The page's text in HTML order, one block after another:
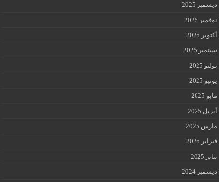
ديسمبر 2025
نوفمبر 2025
أكتوبر 2025
سبتمبر 2025
يوليو 2025
يونيو 2025
مايو 2025
أبريل 2025
مارس 2025
فبراير 2025
يناير 2025
ديسمبر 2024